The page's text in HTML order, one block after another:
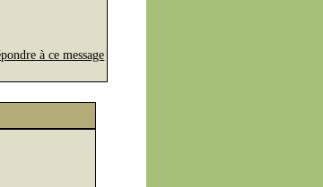
à ce message